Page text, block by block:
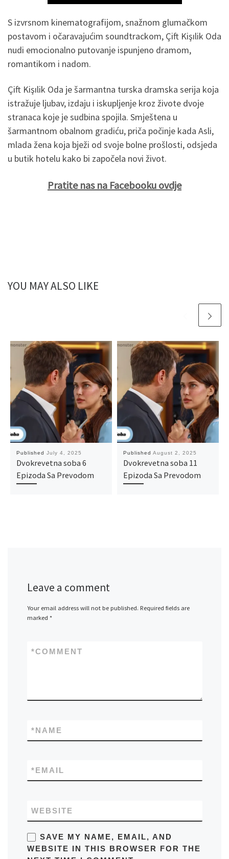
S izvrsnom kinematografijom, snažnom glumačkom
postavom i očaravajućim soundtrackom, Çift Kişılik Oda
nudi emocionalno putovanje ispunjeno dramom,
romantikom i nadom.
Çift Kişılik Oda je šarmantna turska dramska serija koja
istražuje ljubav, izdaju i iskupljenje kroz živote dvoje
stranaca koje je sudbina spojila. Smještena u
šarmantnom obalnom gradiću, priča počinje kada Asli,
mlada žena koja bježi od svoje bolne prošlosti, odsjeda
u butik hotelu kako bi započela novi život.
Pratite nas na Facebooku ovdje
YOU MAY ALSO LIKE
Published July 4, 2025
Dvokrevetna soba 6
Epizoda Sa Prevodom
Published August 2, 2025
Dvokrevetna soba 11
Epizoda Sa Prevodom
Leave a comment
Your email address will not be published. Required fields are
marked *
COMMENT
*
NAME
*
EMAIL
*
WEBSITE
SAVE MY NAME, EMAIL, AND
WEBSITE IN THIS BROWSER FOR THE